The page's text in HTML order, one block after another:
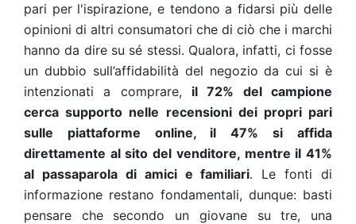
pari per l'ispirazione, e tendono a fidarsi più delle
opinioni di altri consumatori che di ciò che i marchi
hanno da dire su sé stessi. Qualora, infatti, ci fosse
un dubbio sull’affidabilità del negozio da cui si è
intenzionati a comprare, il 72% del campione
cerca supporto nelle recensioni dei propri pari
sulle piattaforme online, il 47% si affida
direttamente al sito del venditore, mentre il 41%
al passaparola di amici e familiari. Le fonti di
informazione restano fondamentali, dunque: basti
pensare che secondo un giovane su tre, una